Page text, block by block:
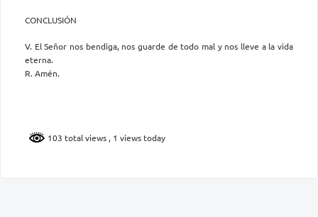
CONCLUSIÓN
V. El Señor nos bendiga, nos guarde de todo mal y nos lleve a la vida
eterna.
R. Amén.
103 total views , 1 views today